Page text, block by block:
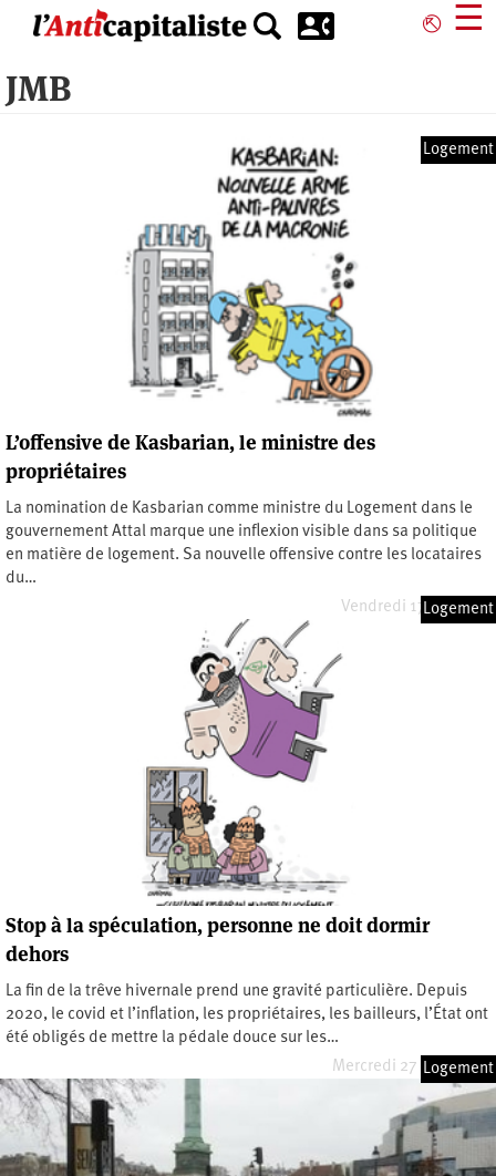
principal
⎋ ☰
JMB
Logement
L’offensive de Kasbarian, le ministre des
propriétaires
La nomination de Kasbarian comme ministre du Logement dans le
gouvernement Attal marque une inflexion visible dans sa politique
en matière de logement. Sa nouvelle offensive contre les locataires
du…
Vendredi 17 mai 2024
Logement
Stop à la spéculation, personne ne doit dormir
dehors
La fin de la trêve hivernale prend une gravité particulière. Depuis
2020, le covid et l’inflation, les propriétaires, les bailleurs, l’État ont
été obligés de mettre la pédale douce sur les…
Mercredi 27 mars 2024
Logement